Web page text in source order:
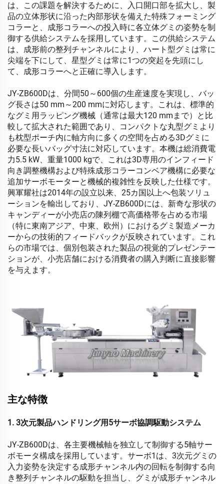
は、この課題を解決するために、入口開口部を拡大し、製
品の立体形状に沿った内部形状を備えた特殊フォーミング
コラーと、成形コラーへの投入時に各立体グミの姿勢を制
御する供給システムを採用しています。この供給システム
は、成形前の整列チャンネルにより、ハート型グミは常に
尖端を下にして、星型グミは常に1つの突起を先頭にし
て、成形コラーへと正確に導入します。
JY-ZB600Dは、分間50～600個の生産速度を実現し、バッ
グ長さは50 mm～200 mmに対応します。これは、標準的
なグミ用ラッピング機械（通常は最大120 mmまで）と比
較して拡大された範囲であり、コンパクトな丸型グミより
も枕型ポーチ内に軸方向に多くの空間を占める3Dグミに
必要な長いバッグ寸法に対応しています。本機は総消費電
力5.5 kW、重量1000 kgで、これは3D専用のインフィード
向き調整機構および特殊成形コラーコンベア機構に必要な
追加サーボモーターと機械的複雑性を反映した仕様です。
興軍耀社は2014年の設立以来、25カ国以上へ包装ソリュ
ーションを輸出しており、JY-ZB600Dには、新奇な形状の
キャンディーが小売店の陳列棚で高価格帯を占める市場
（特に東南アジア、中東、欧州）におけるグミ製造メーカ
ーからの技術的フィードバックが反映されています。これ
らの市場では、個別包装された製品の視覚的プレゼンテー
ションが、小売店舗における消費者の購入判断に直接影響
を与えます。
主な特徴
1. 3次元製品ハンドリング用5サーボ協調駆動システム
JY-ZB600Dは、各主要機械軸を独立して制御する5軸サー
ボモータ構成を採用しています。サーボ1は、3次元グミの
入力姿勢を決定する成形チャンネル内の回転を制御する向
き整列チャンネルの駆動を担当し、グミが成形チャンネル